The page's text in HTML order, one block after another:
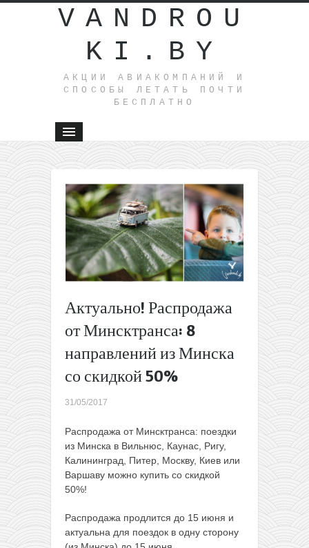
VANDROU
KI.BY
АКЦИИ АВИАКОМПАНИЙ И
СПОСОБЫ ЛЕТАТЬ ПОЧТИ
БЕСПЛАТНО
Актуально! Распродажа
от Минсктранса: 8
направлений из Минска
со скидкой 50%
31/05/2017
Распродажа от Минсктранса: поездки
из Минска в Вильнюс, Каунас, Ригу,
Калининград, Питер, Москву, Киев или
Варшаву можно купить со скидкой
50%!
Распродажа продлится до 15 июня и
актуальна для поездок в одну сторону
у
000 000
билетов
осень со
скидкой
из
всего от